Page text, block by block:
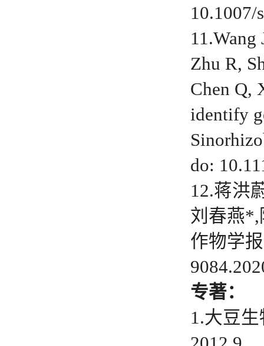
10.1007/
Zhu R,
Chen Q,
identify
do:
12.蒋洪
刘春燕*,
作物学
专著：
1.大豆